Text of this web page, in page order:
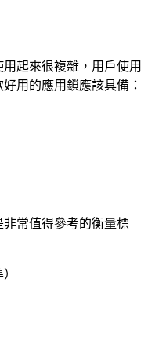
起來很複雜，用戶使用
用的應用鎖應該具備：
常值得參考的衡量標